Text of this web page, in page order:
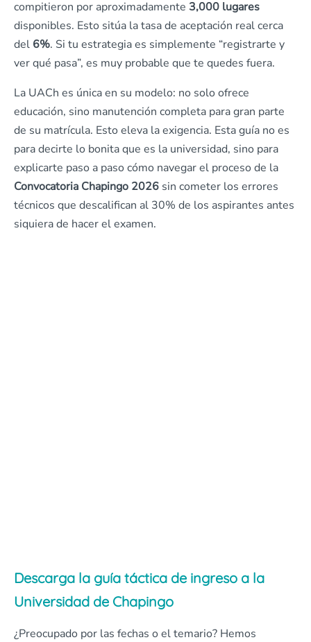
compitieron por aproximadamente 3,000 lugares
disponibles. Esto sitúa la tasa de aceptación real cerca
del 6%. Si tu estrategia es simplemente “registrarte y
ver qué pasa”, es muy probable que te quedes fuera.
La UACh es única en su modelo: no solo ofrece
educación, sino manutención completa para gran parte
de su matrícula. Esto eleva la exigencia. Esta guía no es
para decirte lo bonita que es la universidad, sino para
explicarte paso a paso cómo navegar el proceso de la
Convocatoria Chapingo 2026 sin cometer los errores
técnicos que descalifican al 30% de los aspirantes antes
siquiera de hacer el examen.
Descarga la guía táctica de ingreso a la
Universidad de Chapingo
¿Preocupado por las fechas o el temario? Hemos